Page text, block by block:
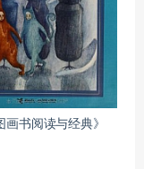
画书阅读与经典》